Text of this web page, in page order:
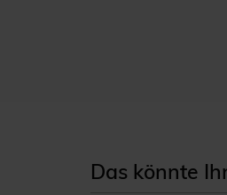
Das könnte